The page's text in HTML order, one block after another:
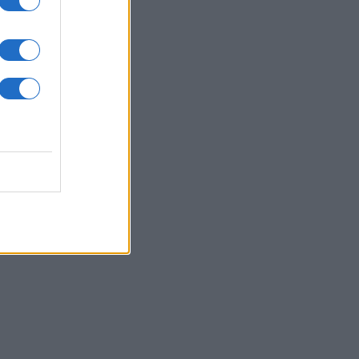
08/26 - 14:07
υπέγραψαν τριμερές
σύμφωνο με ρήτρα
απολογισμό